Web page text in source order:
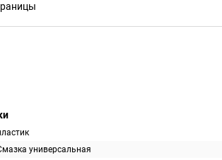
универсальная